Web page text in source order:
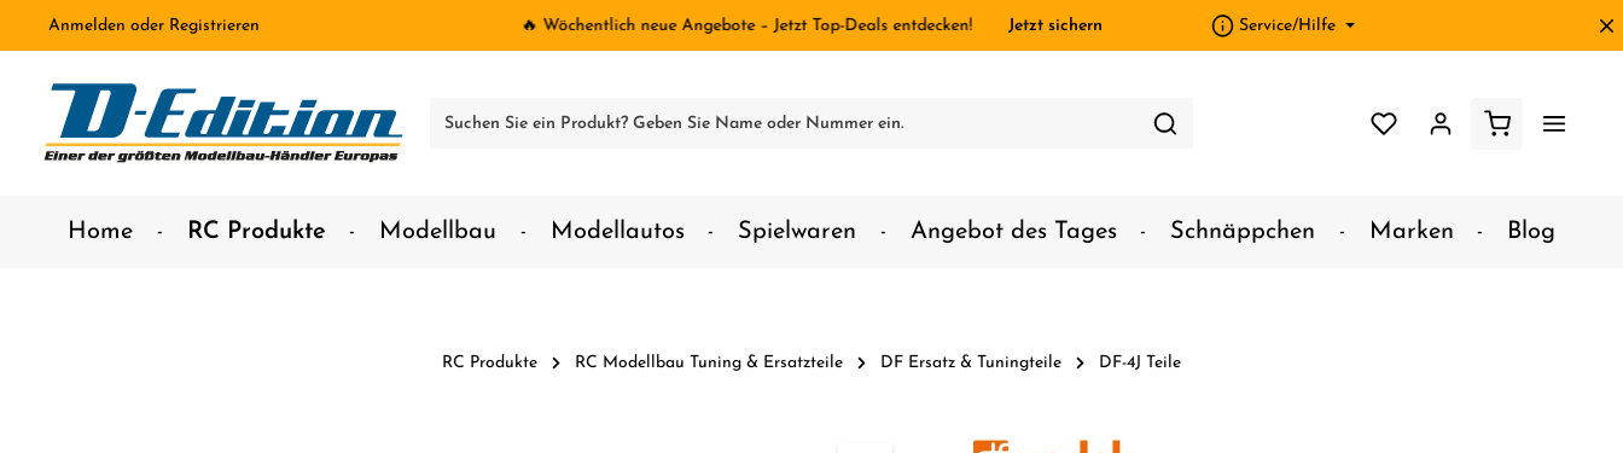
springen
Anmelden oder Registrieren 🔥 Wöchentlich neue Angebote – Jetzt Top-Deals entdecken! Jetzt sichern Service/Hilfe
Home RC Produkte Modellbau Modellautos Spielwaren Angebot des Tages Schnäppchen Marken Blog
RC Produkte RC Modellbau Tuning & Ersatzteile DF Ersatz & Tuningteile DF-4J Teile